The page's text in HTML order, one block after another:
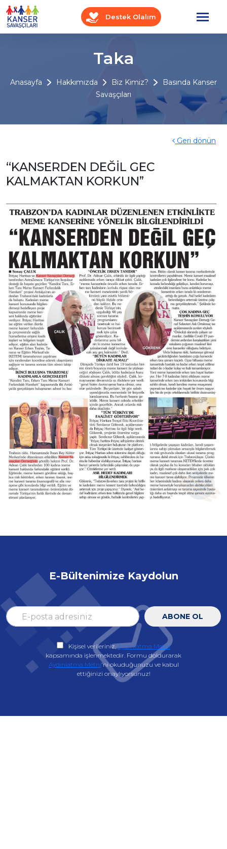
Destek Olalım
Taka
Anasayfa Hakkımızda Biz Kimiz?
Basında Kanser
Savaşçıları
Geri dönün
“KANSERDEN DEĞİL GEC
KALMAKTAN KORKUN”
E-Bültenimize Kaydolun
ABONE OL
Kişisel verileriniz, Aydınlatma Metni
kapsamında işlenmektedir. Formu doldurarak
Aydınlatma Metni'ni okuduğunuzu ve kabul
ettiğinizi onaylıyorsunuz!